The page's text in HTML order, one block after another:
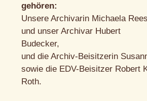
gehören:
Unsere Archivarin Michaela
und unser Archivar Hubert
Budecker,
und die Archiv-Beisitzerin
sowie die EDV-Beisitzer Robert
Roth.